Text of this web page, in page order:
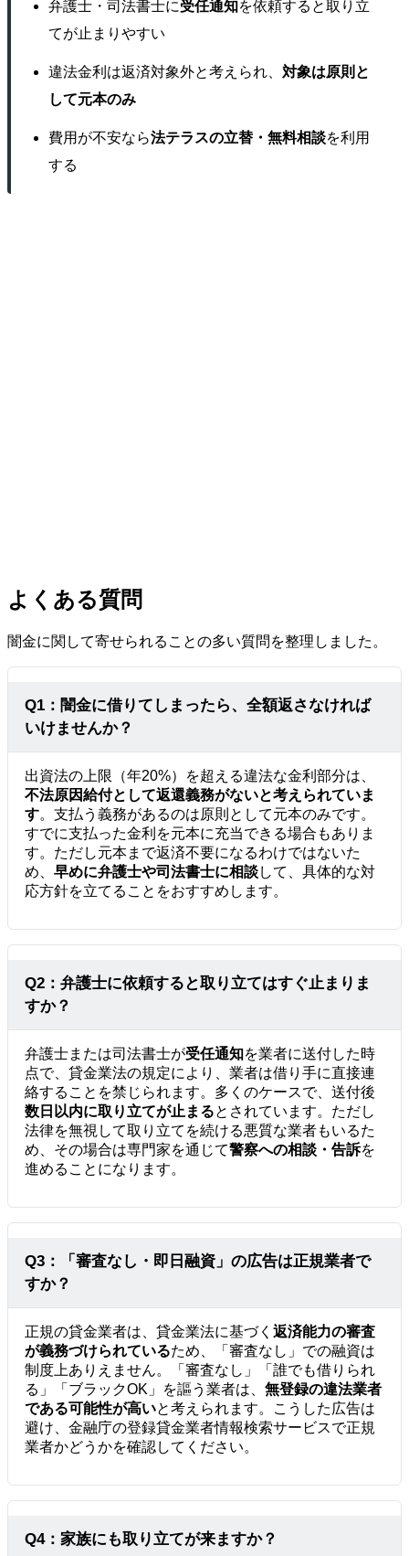
弁護士・司法書士に受任通知を依頼すると取り立
てが止まりやすい
違法金利は返済対象外と考えられ、 対象は原則と
して元本のみ
費用が不安なら法テラスの立替・無料相談を利用
する
よくある質問
闇金に関して寄せられることの多い質問を整理しました。
Q1：闇金に借りてしまったら、全額返さなければ
いけませんか？
出資法の上限（年20%）を超える違法な金利部分は、
不法原因給付として返還義務がないと考えられていま
す。支払う義務があるのは原則として元本のみです。
すでに支払った金利を元本に充当できる場合もありま
す。ただし元本まで返済不要になるわけではないた
め、 早めに弁護士や司法書士に相談して、具体的な対
応方針を立てることをおすすめします。
Q2：弁護士に依頼すると取り立てはすぐ止まりま
すか？
弁護士または司法書士が受任通知を業者に送付した時
点で、貸金業法の規定により、業者は借り手に直接連
絡することを禁じられます。多くのケースで、送付後
数日以内に取り立てが止まるとされています。ただし
法律を無視して取り立てを続ける悪質な業者もいるた
め、その場合は専門家を通じて警察への相談・告訴を
進めることになります。
Q3：「審査なし・即日融資」の広告は正規業者で
すか？
正規の貸金業者は、貸金業法に基づく 返済能力の審査
が義務づけられているため、「審査なし」での融資は
制度上ありえません。「審査なし」「誰でも借りられ
る」「ブラックOK」を謳う業者は、 無登録の違法業者
である可能性が高いと考えられます。こうした広告は
避け、金融庁の登録貸金業者情報検索サービスで正規
業者かどうかを確認してください。
Q4：家族にも取り立てが来ますか？